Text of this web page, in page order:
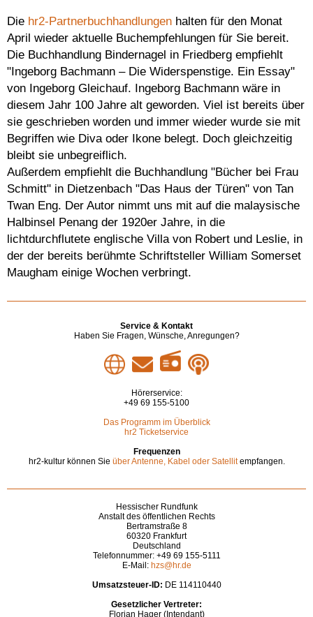
Die hr2-Partnerbuchhandlungen halten für den Monat
April wieder aktuelle Buchempfehlungen für Sie bereit.
Die Buchhandlung Bindernagel in Friedberg empfiehlt
"Ingeborg Bachmann – Die Widerspenstige. Ein Essay"
von Ingeborg Gleichauf. Ingeborg Bachmann wäre in
diesem Jahr 100 Jahre alt geworden. Viel ist bereits über
sie geschrieben worden und immer wieder wurde sie mit
Begriffen wie Diva oder Ikone belegt. Doch gleichzeitig
bleibt sie unbegreiflich.
Außerdem empfiehlt die Buchhandlung "Bücher bei Frau
Schmitt" in Dietzenbach "Das Haus der Türen" von Tan
Twan Eng. Der Autor nimmt uns mit auf die malaysische
Halbinsel Penang der 1920er Jahre, in die
lichtdurchflutete englische Villa von Robert und Leslie, in
der der bereits berühmte Schriftsteller William Somerset
Maugham einige Wochen verbringt.
Service & Kontakt
Haben Sie Fragen, Wünsche, Anregungen?
Hörerservice:
+49 69 155-5100
Das Programm im Überblick
hr2 Ticketservice
Frequenzen
hr2-kultur können Sie über Antenne, Kabel oder Satellitempfangen.
Hessischer Rundfunk
Anstalt des öffentlichen Rechts
Bertramstraße 8
60320 Frankfurt
Deutschland
Telefonnummer: +49 69 155-5111
E-Mail: hzs@hr.de
Umsatzsteuer-ID: DE 114110440
Gesetzlicher Vertreter:
Florian Hager (Intendant)